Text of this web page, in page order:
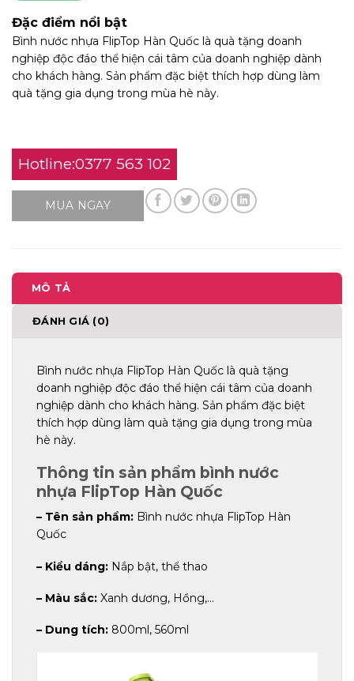
Đặc điểm nổi bật
Bình nước nhựa FlipTop Hàn Quốc là quà tặng doanh
nghiệp độc đáo thể hiện cái tâm của doanh nghiệp dành
cho khách hàng. Sản phẩm đặc biệt thích hợp dùng làm
quà tặng gia dụng trong mùa hè này.
Hotline:0377 563 102
MUA NGAY
MÔ TẢ
ĐÁNH GIÁ (0)
Bình nước nhựa FlipTop Hàn Quốc là quà tặng
doanh nghiệp độc đáo thể hiện cái tâm của doanh
nghiệp dành cho khách hàng. Sản phẩm đặc biệt
thích hợp dùng làm quà tặng gia dụng trong mùa
hè này.
Thông tin sản phẩm bình nước
nhựa FlipTop Hàn Quốc
– Tên sản phẩm: Bình nước nhựa FlipTop Hàn
Quốc
– Kiểu dáng: Nắp bật, thể thao
– Màu sắc: Xanh dương, Hồng,…
– Dung tích: 800ml, 560ml